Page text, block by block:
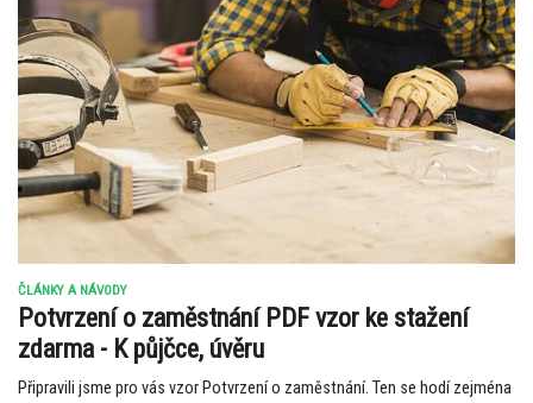
ČLÁNKY A NÁVODY
Potvrzení o zaměstnání PDF vzor ke stažení
zdarma - K půjčce, úvěru
Připravili jsme pro vás vzor Potvrzení o zaměstnání. Ten se hodí zejména